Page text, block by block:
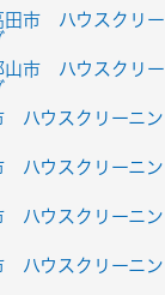
田市 ハウスクリー
山市 ハウスクリー
ハウスクリーニン
ハウスクリーニン
ハウスクリーニン
ハウスクリーニン